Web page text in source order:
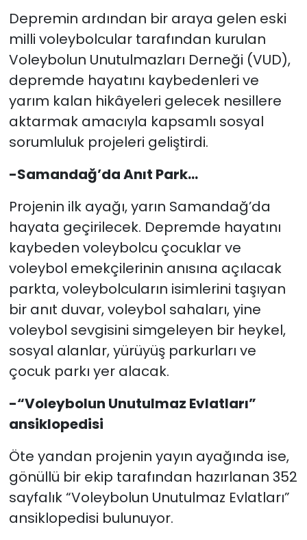
Depremin ardından bir araya gelen eski
milli voleybolcular tarafından kurulan
Voleybolun Unutulmazları Derneği (VUD),
depremde hayatını kaybedenleri ve
yarım kalan hikâyeleri gelecek nesillere
aktarmak amacıyla kapsamlı sosyal
sorumluluk projeleri geliştirdi.
-Samandağ’da Anıt Park…
Projenin ilk ayağı, yarın Samandağ’da
hayata geçirilecek. Depremde hayatını
kaybeden voleybolcu çocuklar ve
voleybol emekçilerinin anısına açılacak
parkta, voleybolcuların isimlerini taşıyan
bir anıt duvar, voleybol sahaları, yine
voleybol sevgisini simgeleyen bir heykel,
sosyal alanlar, yürüyüş parkurları ve
çocuk parkı yer alacak.
-“Voleybolun Unutulmaz Evlatları”
ansiklopedisi
Öte yandan projenin yayın ayağında ise,
gönüllü bir ekip tarafından hazırlanan 352
sayfalık “Voleybolun Unutulmaz Evlatları”
ansiklopedisi bulunuyor.